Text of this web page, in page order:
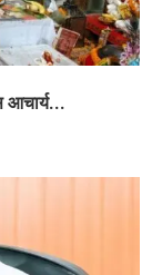
आचार्य...